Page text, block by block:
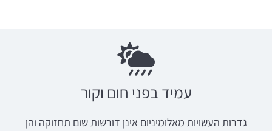
עמיד בפני חום וקור
גדרות העשויות מאלומיניום אינן דורשות שום תחזוקה והן